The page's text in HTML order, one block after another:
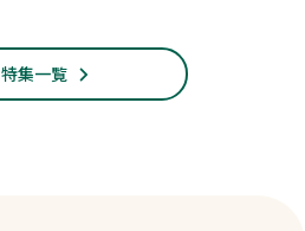
特集一覧